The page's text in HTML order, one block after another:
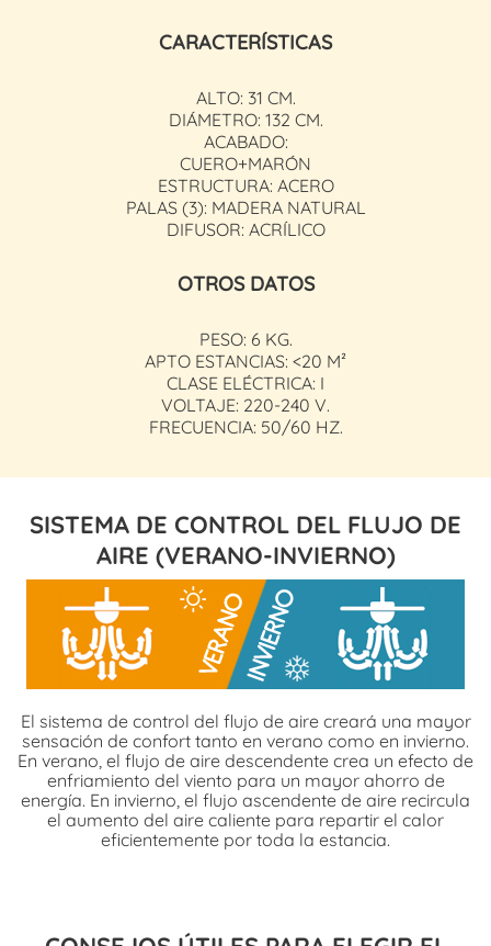
CARACTERÍSTICAS
ALTO: 31 CM.
DIÁMETRO: 132 CM.
ACABADO:
CUERO+MARÓN
ESTRUCTURA: ACERO
PALAS (3): MADERA NATURAL
DIFUSOR: ACRÍLICO
OTROS DATOS
PESO: 6 KG.
APTO ESTANCIAS: <20 M²
CLASE ELÉCTRICA: I
VOLTAJE: 220-240 V.
FRECUENCIA: 50/60 HZ.
SISTEMA DE CONTROL DEL FLUJO DE
AIRE (VERANO-INVIERNO)
El sistema de control del flujo de aire creará una mayor
sensación de confort tanto en verano como en invierno.
En verano, el flujo de aire descendente crea un efecto de
enfriamiento del viento para un mayor ahorro de
energía. En invierno, el flujo ascendente de aire recircula
el aumento del aire caliente para repartir el calor
eficientemente por toda la estancia.